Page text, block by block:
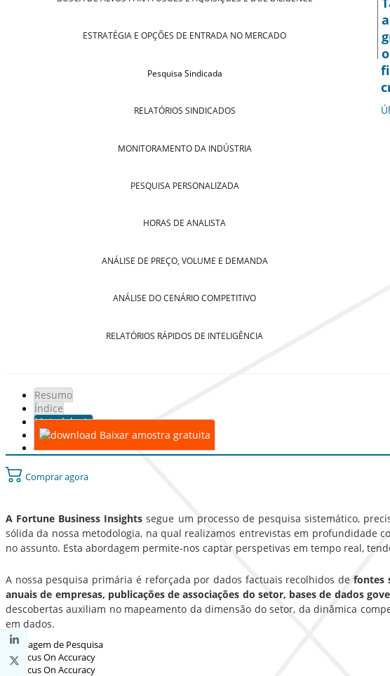
ESTRATÉGIA E OPÇÕES DE ENTRADA NO MERCADO
Pesquisa Sindicada
RELATÓRIOS SINDICADOS
MONITORAMENTO DA INDÚSTRIA
PESQUISA PERSONALIZADA
HORAS DE ANALISTA
ANÁLISE DE PREÇO, VOLUME E DEMANDA
ANÁLISE DO CENÁRIO COMPETITIVO
RELATÓRIOS RÁPIDOS DE INTELIGÊNCIA
Resumo
Índice
Metodologia
Baixar amostra gratuita
Comprar agora
A Fortune Business Insights segue um processo de pesquisa sistemático,
sólida da nossa metodologia, na qual realizamos entrevistas em profundidade
no assunto. Esta abordagem permite-nos captar perspetivas em tempo real,
A nossa pesquisa primária é reforçada por dados factuais recolhidos de fontes
anuais de empresas, publicações de associações do setor, bases de dados
descobertas auxiliam no mapeamento da dimensão do setor, da dinâmica
em dados.